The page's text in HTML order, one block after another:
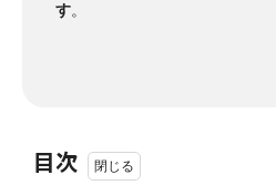
す。
目次